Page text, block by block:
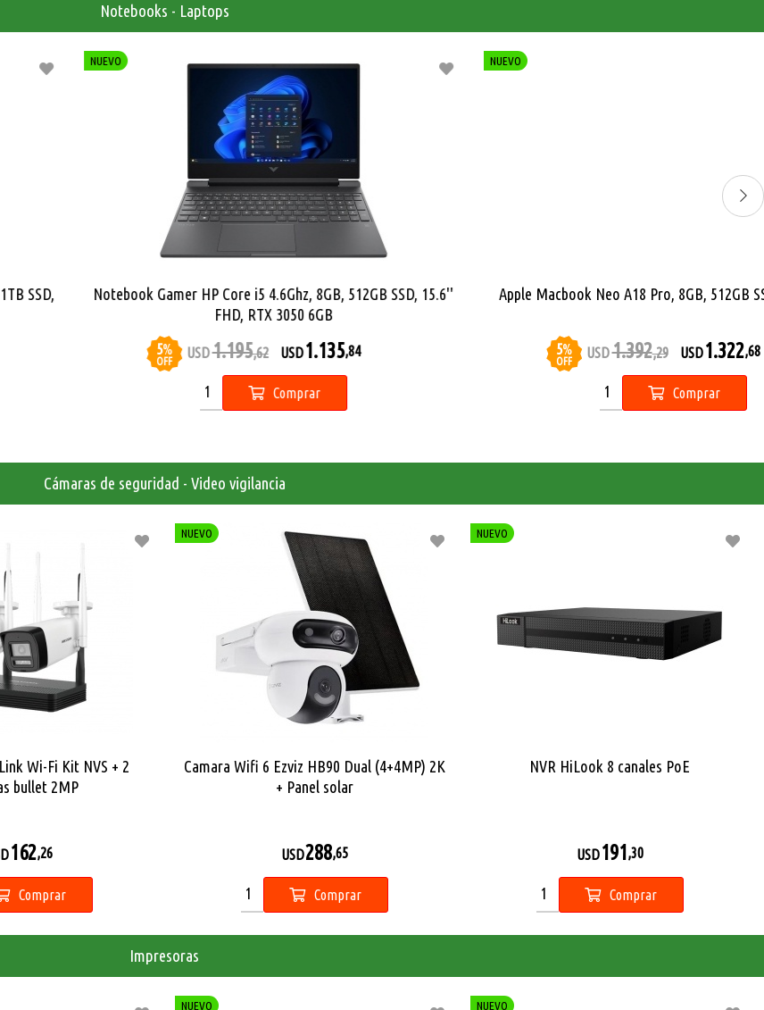
Notebooks - Laptops
Macbook Neo A18 Pro, 8GB, 512GB SSD, 13'' Retina
,29 USD1.322,68
Comprar
Notebook Gamer Asus ROG Ryzen 9 5.3Ghz, 16GB, 1TB SSD,
2.503
Cámaras de seguridad - Video vigilancia
Wi-Fi Kit NVS + 2
bullet 2MP
162,26
Comprar
NUEVO
Camara Wifi 6 Ezviz HB90 Dual (4+4MP) 2K
+ Panel solar
USD288,65
Comprar
NUEVO
NVR HiLook 8 canales PoE
USD191,30
Comprar
Impresoras
NUEVO NUEVO